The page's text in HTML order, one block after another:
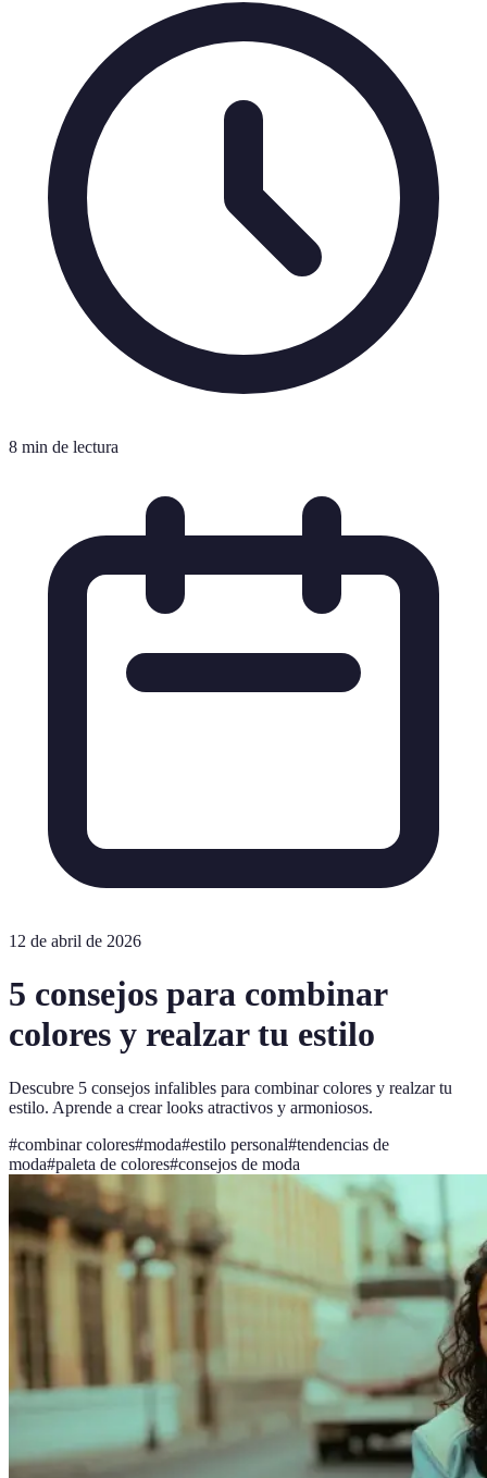
8 min de lectura
12 de abril de 2026
5 consejos para combinar
colores y realzar tu estilo
Descubre 5 consejos infalibles para combinar colores y realzar tu
estilo. Aprende a crear looks atractivos y armoniosos.
#combinar colores#moda#estilo personal#tendencias de
moda#paleta de colores#consejos de moda